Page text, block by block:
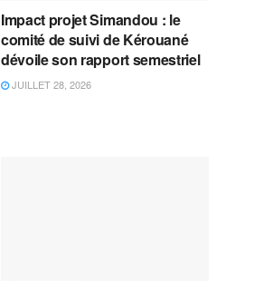
Impact projet Simandou : le
comité de suivi de Kérouané
dévoile son rapport semestriel
JUILLET 28, 2026